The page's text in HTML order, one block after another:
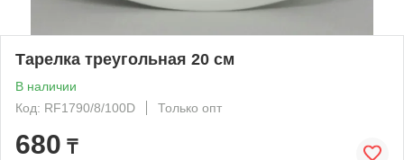
Тарелка треугольная 20 см
В наличии
Код: RF1790/8/100D
Только опт
680 ₸